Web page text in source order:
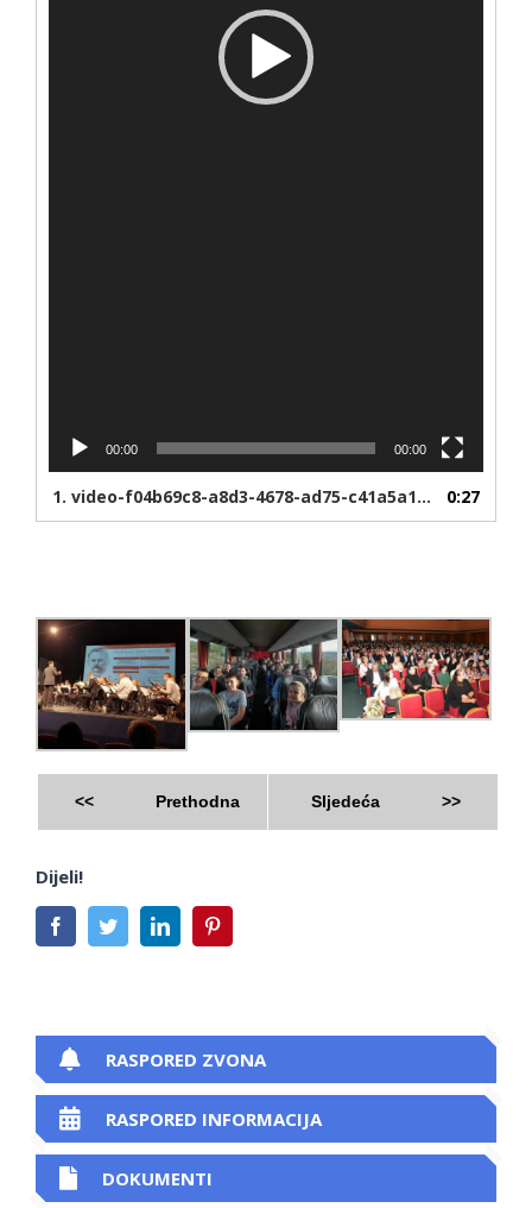
00:00 00:00
1. video-f04b69c8-a8d3-4678-ad75-c41a5a1ebc20-1665147129 0:27
<< Prethodna Sljedeća >>
Dijeli!
FacebookTwitterLinkedIn
RASPORED ZVONA
RASPORED INFORMACIJA
DOKUMENTI